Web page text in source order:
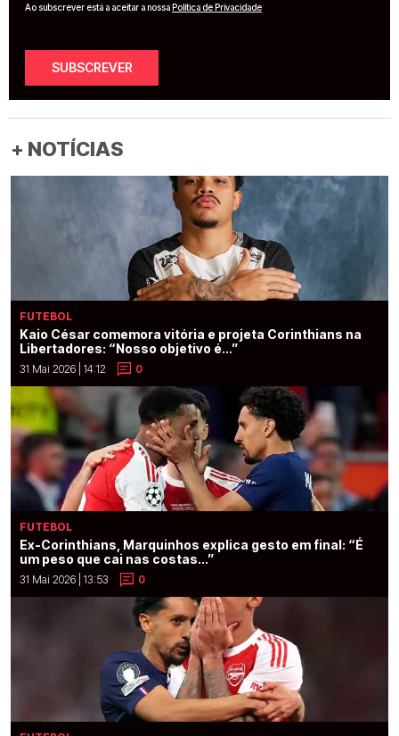
Ao subscrever está a aceitar a nossaPolítica de Privacidade
SUBSCREVER
+ NOTÍCIAS
FUTEBOL
Kaio César comemora vitória e projeta Corinthians na
Libertadores: “Nosso objetivo é...”
31 Mai 2026 | 14:12 0
FUTEBOL
Ex-Corinthians, Marquinhos explica gesto em final: “É
um peso que cai nas costas...”
31 Mai 2026 | 13:53 0